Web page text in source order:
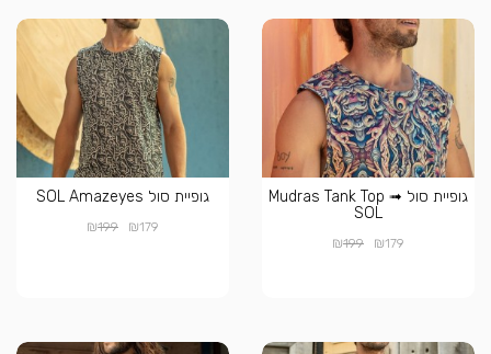
גופיית סול Mudras Tank Top ➟
SOL
₪179
₪199
גופיית סול SOL Amazeyes
₪179
₪199